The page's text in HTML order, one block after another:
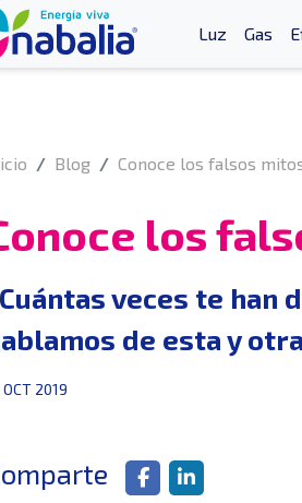
Luz Gas
Blog Conoce los falsos
los
veces te han
de esta y
OCT 2019